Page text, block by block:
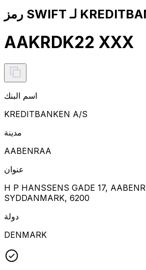
AAKRDK22 XXX
اسم البنك
KREDITBANKEN A/S
مدينة
AABENRAA
عنوان
H P HANSSENS GADE 17,
SYDDANMARK, 6200
دولة
DENMARK